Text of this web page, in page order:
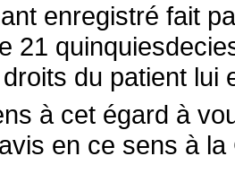
enregistré fait
21
du patient lui
à cet égard à
en ce sens à